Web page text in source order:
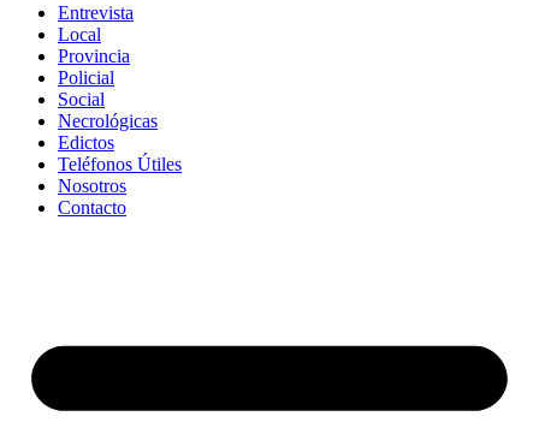
Entrevista
Local
Provincia
Policial
Social
Necrológicas
Edictos
Teléfonos Útiles
Nosotros
Contacto